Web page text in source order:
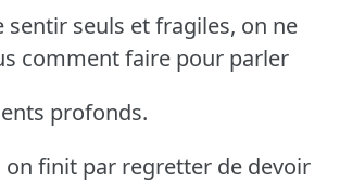
sentir seuls et fragiles, on ne
comment faire pour parler
profonds.
on finit par regretter de devoir